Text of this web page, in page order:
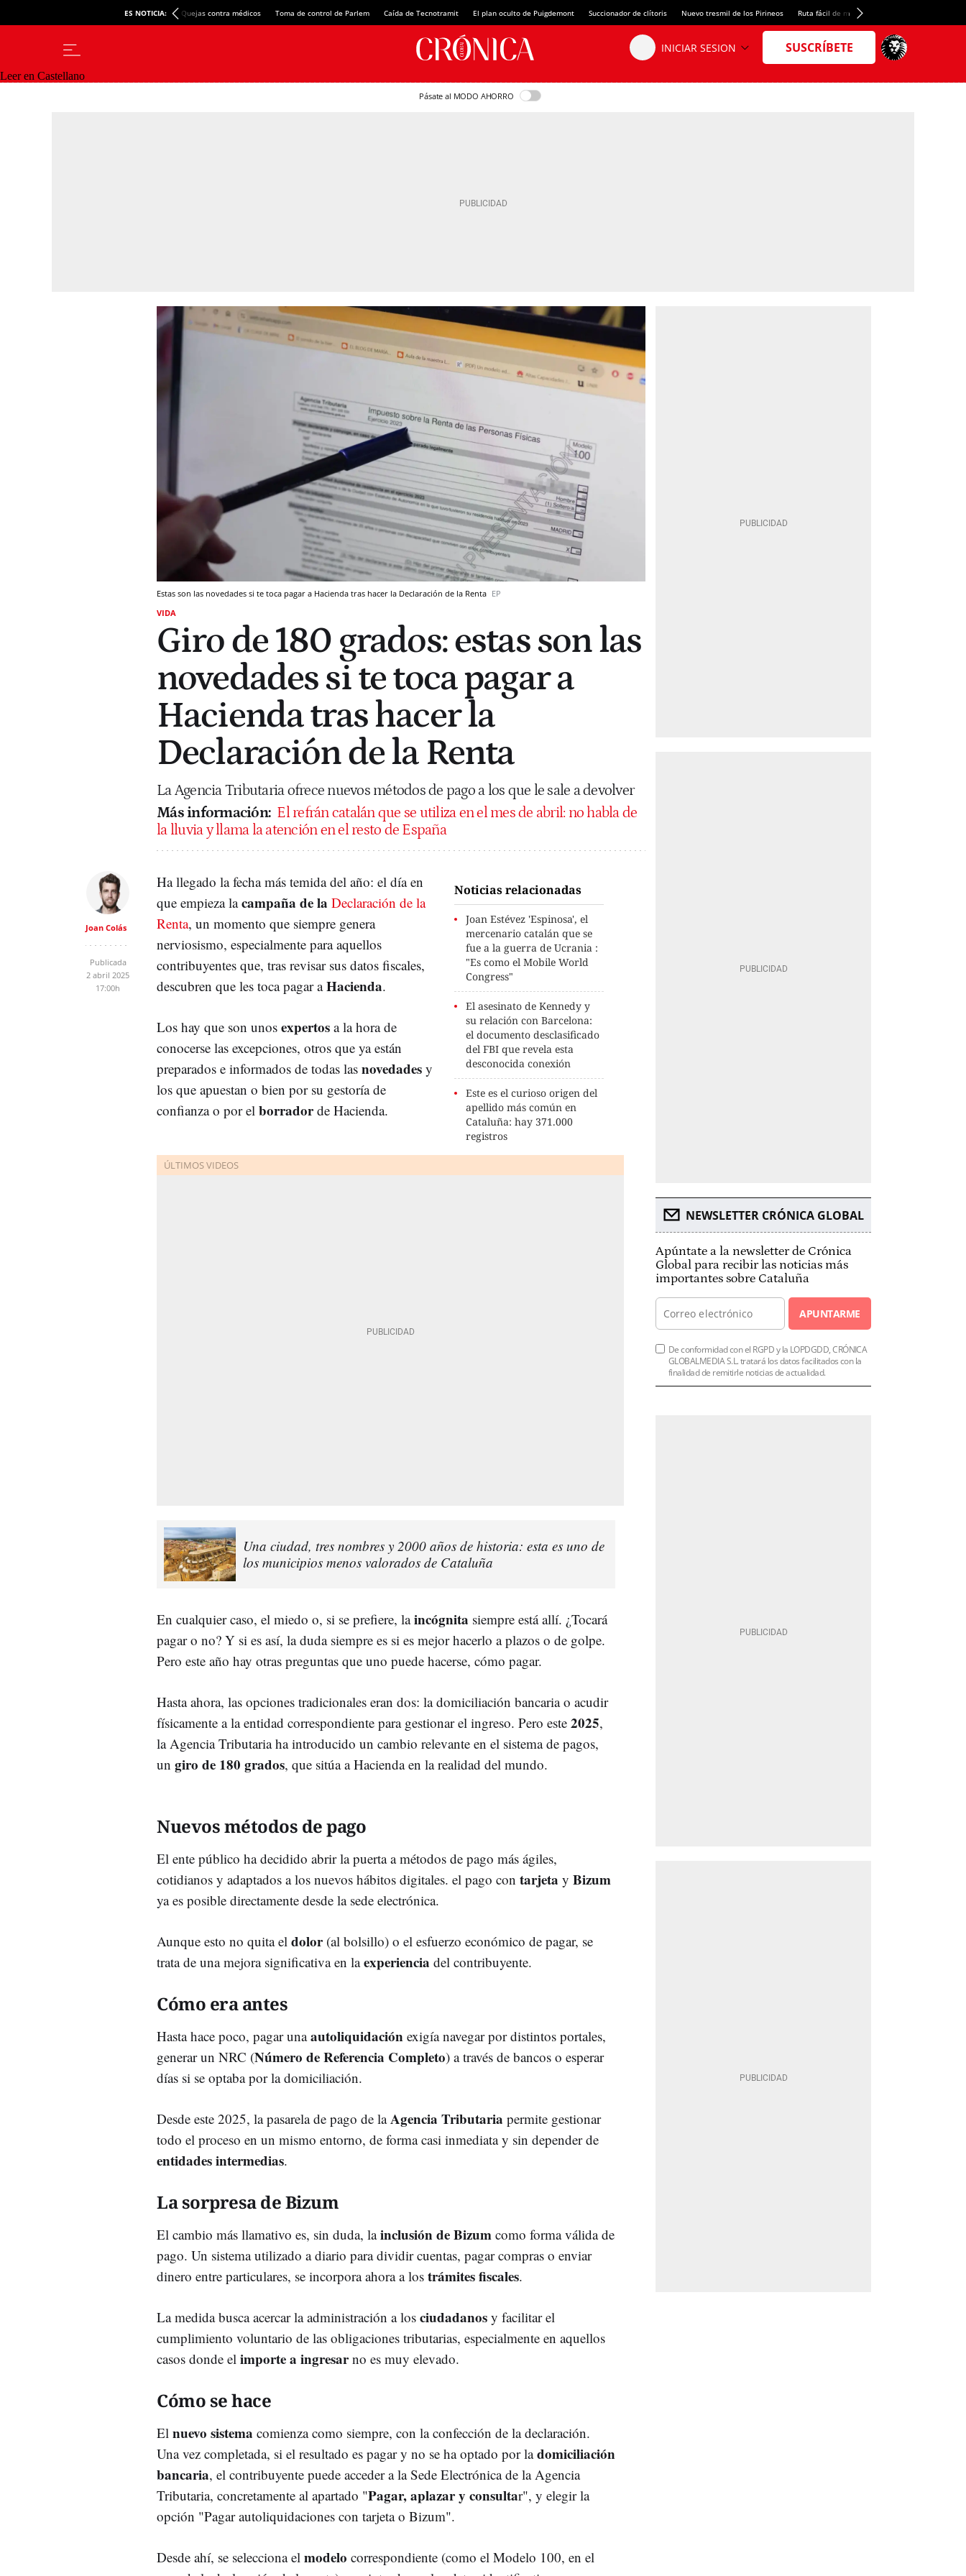
ES NOTICIA: Quejas contra médicos Toma de control de Parlem Caída de Tecnotramit El plan oculto de Puigdemont Succionador de clítoris Nuevo tresmil de los Pirineos Ruta fácil de montaña
Leer en Castellano
Pásate al MODO AHORRO
Estas son las novedades si te toca pagar a Hacienda tras hacer la Declaración de la Renta EP
VIDA
Giro de 180 grados: estas son las
novedades si te toca pagar a
Hacienda tras hacer la
Declaración de la Renta
La Agencia Tributaria ofrece nuevos métodos de pago a los que le sale a devolver
Más información: El refrán catalán que se utiliza en el mes de abril: no habla de
la lluvia y llama la atención en el resto de España
Joan Colás
Publicada
2 abril 2025
17:00h
Noticias relacionadas
Joan Estévez 'Espinosa', el
mercenario catalán que se
fue a la guerra de Ucrania :
"Es como el Mobile World
Congress"
El asesinato de Kennedy y
su relación con Barcelona:
el documento desclasificado
del FBI que revela esta
desconocida conexión
Este es el curioso origen del
apellido más común en
Cataluña: hay 371.000
registros
Ha llegado la fecha más temida del año: el día en
que empieza lacampaña de la Declaración de la
Renta, un momento que siempre genera
nerviosismo, especialmente para aquellos
contribuyentes que, tras revisar sus datos fiscales,
descubren que les toca pagar aHacienda.
Los hay que son unos expertos a la hora de
conocerse las excepciones, otros que ya están
preparados e informados de todas las novedades y
los que apuestan o bien por su gestoría de
confianza o por el borradorde Hacienda.
Una ciudad, tres nombres y 2000 años de historia: esta es uno de
los municipios menos valorados de Cataluña
En cualquier caso, el miedo o, si se prefiere, laincógnita siempre está allí. ¿Tocará
pagar o no? Y si es así, la duda siempre es si es mejor hacerlo a plazos o de golpe.
Pero este año hay otras preguntas que uno puede hacerse, cómo pagar.
Hasta ahora, las opciones tradicionales eran dos: la domiciliación bancaria o acudir
físicamente a la entidad correspondiente para gestionar el ingreso. Pero este 2025,
la Agencia Tributaria ha introducido un cambio relevante en el sistema de pagos,
un giro de 180 grados, que sitúa a Hacienda en la realidad del mundo.
Nuevos métodos de pago
El ente público ha decidido abrir la puerta a métodos de pago más ágiles,
cotidianos y adaptados a los nuevos hábitos digitales. el pago con tarjeta y Bizum
ya es posible directamente desde la sede electrónica.
Aunque esto no quita el dolor(al bolsillo) o el esfuerzo económico de pagar, se
trata de una mejora significativa en laexperiencia del contribuyente.
Cómo era antes
Hasta hace poco, pagar unaautoliquidación exigía navegar por distintos portales,
generar un NRC (Número de Referencia Completo) a través de bancos o esperar
días si se optaba por la domiciliación.
Desde este 2025, la pasarela de pago de laAgencia Tributaria permite gestionar
todo el proceso en un mismo entorno, de forma casi inmediata y sin depender de
entidades intermedias.
La sorpresa de Bizum
El cambio más llamativo es, sin duda, lainclusión de Bizum como forma válida de
pago. Un sistema utilizado a diario para dividir cuentas, pagar compras o enviar
dinero entre particulares, se incorpora ahora a los trámites fiscales.
La medida busca acercar la administración a los ciudadanos y facilitar el
cumplimiento voluntario de las obligaciones tributarias, especialmente en aquellos
casos donde el importe a ingresarno es muy elevado.
Cómo se hace
El nuevo sistema comienza como siempre, con la confección de la declaración.
Una vez completada, si el resultado es pagar y no se ha optado por ladomiciliación
bancaria, el contribuyente puede acceder a la Sede Electrónica de la Agencia
Tributaria, concretamente al apartado "Pagar, aplazar y consultar", y elegir la
opción "Pagar autoliquidaciones con tarjeta o Bizum".
Desde ahí, se selecciona el modelo correspondiente (como el Modelo 100, en el
NEWSLETTER CRÓNICA GLOBAL
Apúntate a la newsletter de Crónica
Global para recibir las noticias más
importantes sobre Cataluña
APUNTARME
De conformidad con el RGPD y la LOPDGDD, CRÓNICA
GLOBALMEDIA S.L. tratará los datos facilitados con la
finalidad de remitirle noticias de actualidad.